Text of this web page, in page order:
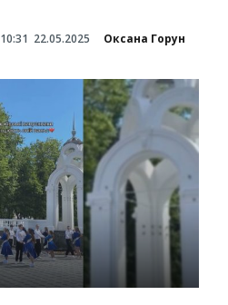
10:31 22.05.2025 Оксана Горун